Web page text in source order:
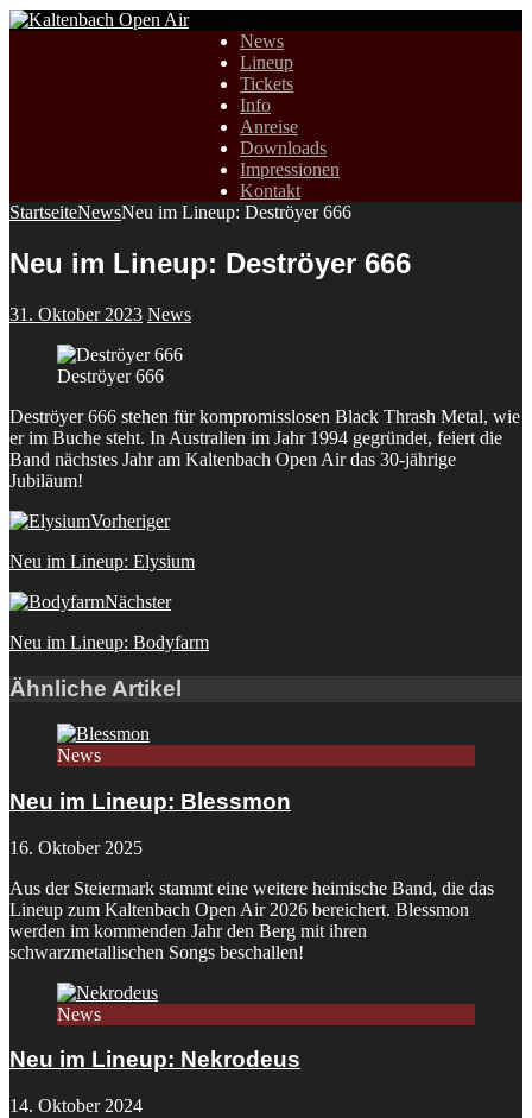
News
Lineup
Tickets
Info
Anreise
Downloads
Impressionen
Kontakt
StartseiteNewsNeu im Lineup: Deströyer 666
Neu im Lineup: Deströyer 666
31. Oktober 2023 News
Deströyer 666
Deströyer 666 stehen für kompromisslosen Black Thrash Metal, wie
er im Buche steht. In Australien im Jahr 1994 gegründet, feiert die
Band nächstes Jahr am Kaltenbach Open Air das 30-jährige
Jubiläum!
Vorheriger
Neu im Lineup: Elysium
Nächster
Neu im Lineup: Bodyfarm
Ähnliche Artikel
News
Neu im Lineup: Blessmon
16. Oktober 2025
Aus der Steiermark stammt eine weitere heimische Band, die das
Lineup zum Kaltenbach Open Air 2026 bereichert. Blessmon
werden im kommenden Jahr den Berg mit ihren
schwarzmetallischen Songs beschallen!
News
Neu im Lineup: Nekrodeus
14. Oktober 2024